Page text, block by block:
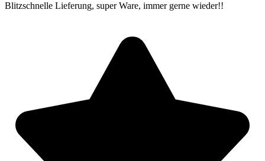
Blitzschnelle Lieferung, super Ware, immer gerne wieder!!